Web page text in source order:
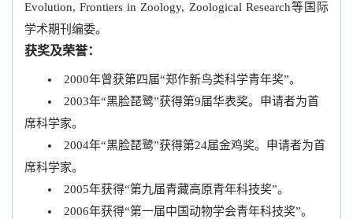
Evolution, Frontiers in Zoology, Zoological Research等国际
学术期刊编委。
获奖及荣誉：
2000年曾获第四届“郑作新鸟类科学青年奖”。
2003年“黑脸琵鹭”获得第9届华表奖。申请者为首
席科学家。
2004年“黑脸琵鹭”获得第24届金鸡奖。申请者为首
席科学家。
2005年获得“第九届青藏高原青年科技奖”。
2006年获得“第一届中国动物学会青年科技奖”。